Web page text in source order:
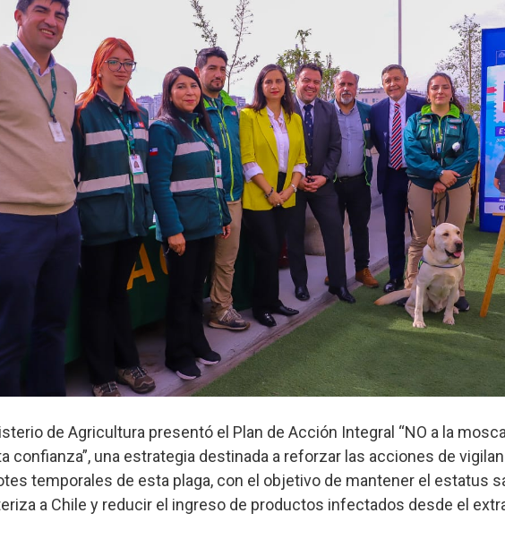
de Agricultura presentó el Plan de Acción Integral “NO a la
confianza”, una estrategia destinada a reforzar las acciones de
temporales de esta plaga, con el objetivo de mantener el estatus
a Chile y reducir el ingreso de productos infectados desde el